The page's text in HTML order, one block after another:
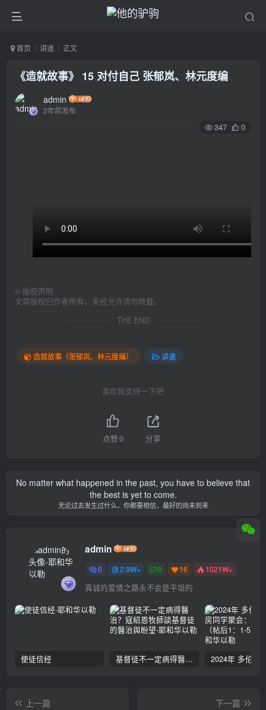
首页 讲道 正文
《造就故事》 15 对付自己 张郁岚、林元度编
admin
2年前发布
347 0
© 版权声明
文章版权归作者所有，未经允许请勿转载。
THE END
造就故事（张郁岚、林元度编） 讲道
喜欢就支持一下吧
点赞0 分享
No matter what happened in the past, you have to believe that
the best is yet to come.
无论过去发生过什么，你都要相信，最好的尚未到来
admin
0 2.9W+ 0 16 1021W+
真诚的爱情之路永不会是平坦的
使徒信经 基督徒不一定病得醫治？寇紹恩牧師談基督徒的醫治與盼望
上一篇
下一篇